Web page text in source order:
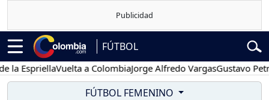
FÚTBOL
Vuelta a ColombiaJorge Alfredo VargasGustavo Petro
FÚTBOL FEMENINO